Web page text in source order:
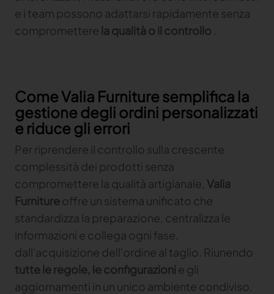
Soddisfare qualsiasi sfida di taglio tessuto
MARKET
Neteven
Centralizza, gestisci e ottimizza la distribuzione sui
Retviews
Automatizza l'analisi competitiva con dati di retail
in tempo reale
Launchmetrics
Gestisci tutte le attività e misura le prestazioni del
tuo brand
Content Hub
e i team possono adattarsi rapidamente senza
compromettere la qualità o il controllo .
Come Valia Furniture semplifica la
gestione degli ordini personalizzati
e riduce gli errori
Per riprendere il controllo sulla crescente
complessità dei prodotti senza
compromettere la qualità artigianale, Valia
Furnitureoffre un sistema unificato che
standardizza la preparazione, centralizza le
informazioni e collega ogni fase,
dall'acquisizione dell'ordine al taglio. Riunendo
tutte le regole, le configurazioni e gli
aggiornamenti in un unico ambiente condiviso,